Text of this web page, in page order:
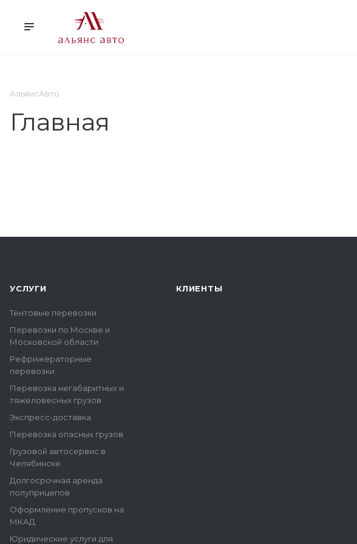
АльянсАвто
Главная
УСЛУГИ
Тентовые перевозки
Перевозки по Москве и
Московской области
Рефрижераторные
перевозки
Перевозка негабаритных и
тяжеловесных грузов
Экспресс-доставка
Перевозка опасных грузов
Грузовой автосервис в
Челябинске
Долгосрочная аренда
полуприцепов
Оформление пропусков на
МКАД
Юридические услуги для
КЛИЕНТЫ